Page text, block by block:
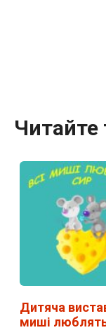
Читайте
Дитяча
миші